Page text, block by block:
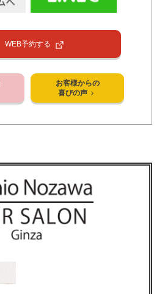
WEB予約する
お客様からの
喜びの声